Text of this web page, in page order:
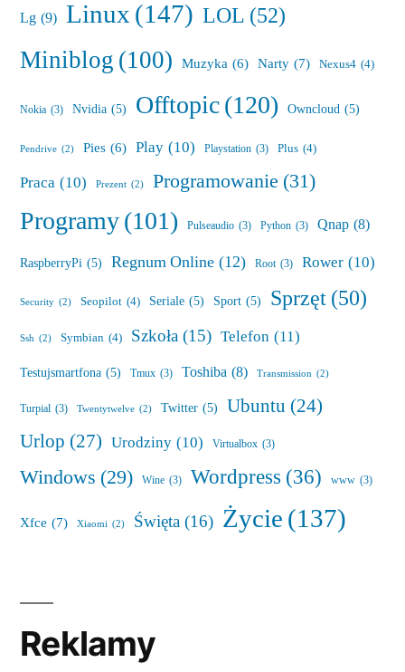
Lg (9) Linux(147) LOL (52)
Miniblog (100) Muzyka (6) Narty (7) Nexus4 (4)
Nokia (3) Nvidia (5) Offtopic(120) Owncloud (5)
Pendrive (2) Pies (6) Play (10) Playstation (3) Plus (4)
Praca (10) Prezent (2) Programowanie (31)
Programy(101) Pulseaudio (3) Python (3) Qnap (8)
RaspberryPi (5) Regnum Online (12) Root (3) Rower (10)
Security (2) Seopilot (4) Seriale (5) Sport (5) Sprzęt(50)
Ssh (2) Symbian (4) Szkoła (15) Telefon (11)
Testujsmartfona (5) Tmux (3) Toshiba (8) Transmission (2)
Turpial (3) Twentytwelve (2) Twitter (5) Ubuntu (24)
Urlop (27) Urodziny (10) Virtualbox (3)
Windows (29) Wine (3) Wordpress (36) www (3)
Xfce (7) Xiaomi (2) Święta (16) Życie(137)
Reklamy